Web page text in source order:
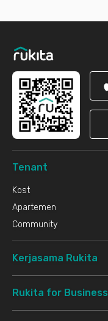
Tenant
Kost
Apartemen
Community
Kerjasama Rukita
Rukita for Business